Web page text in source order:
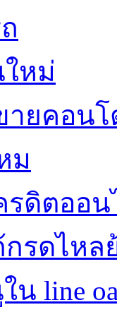
หม่
ายคอน
ม
รดิตออ
รดไหล
น line